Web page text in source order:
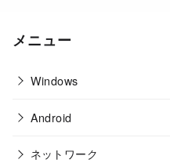
メニュー
Windows
Android
ネットワーク